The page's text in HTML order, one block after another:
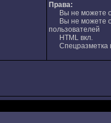
Права:
Вы не можете
Вы не можете
пользователей
HTML вкл.
Спецразметка